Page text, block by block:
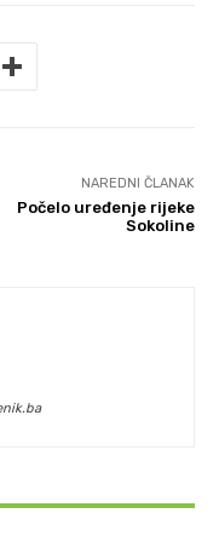
NAREDNI ČLANAK
Počelo uređenje rijeke
Sokoline